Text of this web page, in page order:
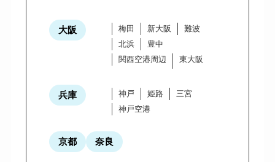
大阪 梅田 新大阪
難波
北浜
豊中
関西空港周辺
東大阪
兵庫 神戸 姫路
三宮
神戸空港
京都 奈良